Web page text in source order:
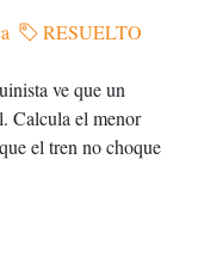
RESUELTO
ve que un
Calcula el menor
el tren no choque